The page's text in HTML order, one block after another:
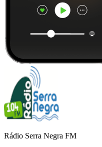
Rádio Serra Negra FM